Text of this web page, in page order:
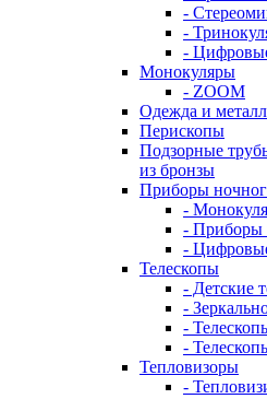
-
-
-
Монокуляры
- ZOOM
Одежда и
Перископы
Подзорные
из бронзы
Приборы
-
- Приборы
-
Телескопы
- Детские
-
-
-
Тепловизоры
-